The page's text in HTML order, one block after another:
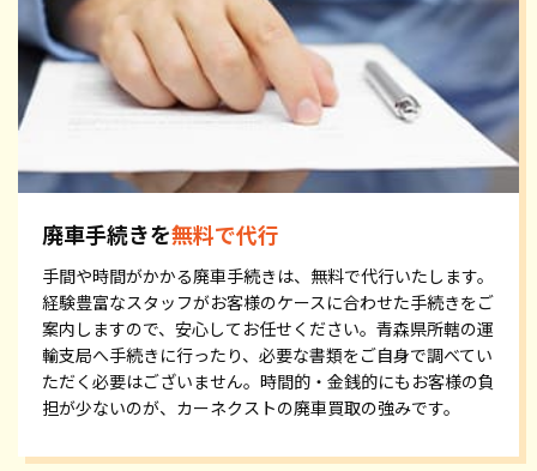
廃車手続きを無料で代行
手間や時間がかかる廃車手続きは、無料で代行いたします。
経験豊富なスタッフがお客様のケースに合わせた手続きをご
案内しますので、安心してお任せください。青森県所轄の運
輸支局へ手続きに行ったり、必要な書類をご自身で調べてい
ただく必要はございません。時間的・金銭的にもお客様の負
担が少ないのが、カーネクストの廃車買取の強みです。